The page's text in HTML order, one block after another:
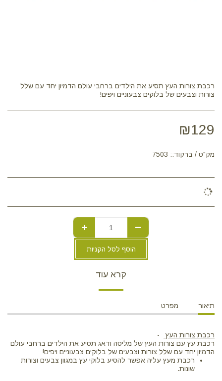
רכבת צורות העץ תסיע את הילדים ברחבי עולם הדמיון יחד עם שלל
צורות וצבעים של בלוקים צבעוניים ויפים!
₪129
מק"ט / ברקוד:: 7503
הוסף לסל הקניות
קרא עוד
תיאור מפרט
רכבת צורות העץ
-
רכבת עץ עם צורות העץ של מליסה ודאג תסיע את הילדים ברחבי עולם
הדמיון יחד עם שלל צורות וצבעים של בלוקים צבעוניים ויפים!
רכבת מעץ עליה אפשר להסיע בלוקי עץ במגוון צבעים וצורות
שונות.